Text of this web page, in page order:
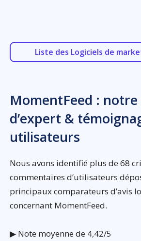
Liste des Logiciels de
MomentFeed : notre
d’expert &
utilisateurs
Nous avons identifié plus de 68
commentaires d’utilisateurs
principaux comparateurs d’avis
concernant MomentFeed.
▶ Note moyenne de 4,42/5